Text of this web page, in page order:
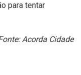
para tentar
Acorda Cidade